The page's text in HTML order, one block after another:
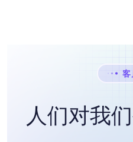
客
人们对我